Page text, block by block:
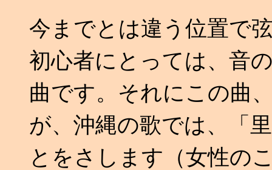
今までとは違う位置で
初心者にとっては、音
曲です。それにこの曲
が、沖縄の歌では、「
とをさします（女性の